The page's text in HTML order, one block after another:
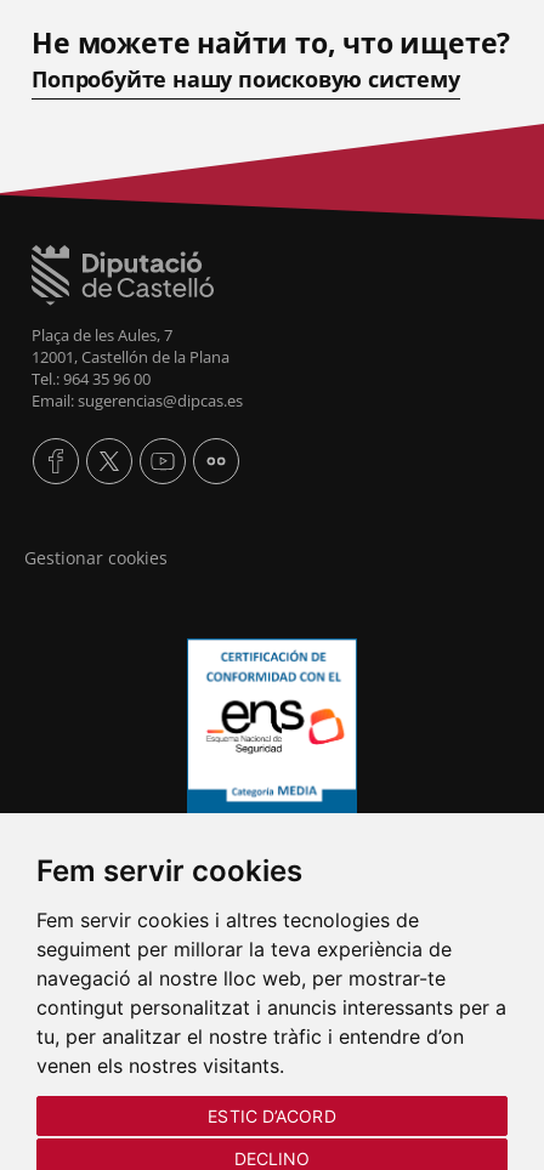
Fem servir cookies
Fem servir cookies i altres tecnologies de
seguiment per millorar la teva experiència de
navegació al nostre lloc web, per mostrar-te
contingut personalitzat i anuncis interessants per a
tu, per analitzar el nostre tràfic i entendre d’on
venen els nostres visitants.
ESTIC D’ACORD
DECLINO
Не можете найти то, что ищете?
Попробуйте нашу поисковую систему
Plaça de les Aules, 7
12001, Castellón de la Plana
Tel.: 964 35 96 00
Email: sugerencias@dipcas.es
Gestionar cookies